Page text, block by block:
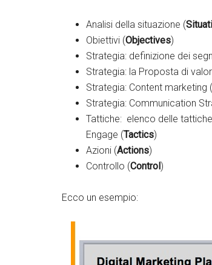
Analisi della situazione (
Obiettivi (Objectives)
Strategia: definizione dei
Strategia: la Proposta di
Strategia: Content marketing (
Strategia: Communication
Tattiche: elenco delle
Engage (Tactics)
Azioni (Actions)
Controllo (Control )
Ecco un esempio:
Twitter Google+